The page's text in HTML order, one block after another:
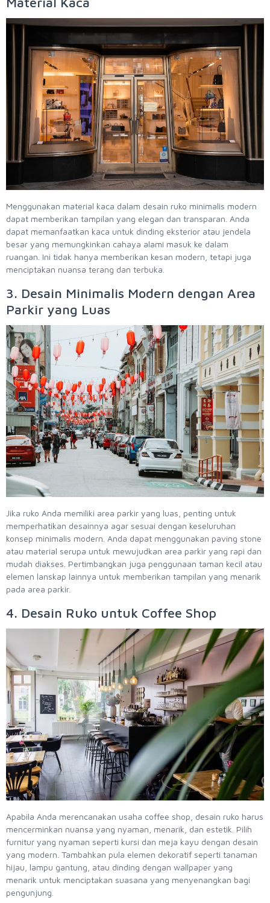
Menggunakan material kaca dalam desain ruko minimalis modern
dapat memberikan tampilan yang elegan dan transparan. Anda
dapat memanfaatkan kaca untuk dinding eksterior atau jendela
besar yang memungkinkan cahaya alami masuk ke dalam
ruangan. Ini tidak hanya memberikan kesan modern, tetapi juga
menciptakan nuansa terang dan terbuka.
3. Desain Minimalis Modern dengan Area
Parkir yang Luas
Jika ruko Anda memiliki area parkir yang luas, penting untuk
memperhatikan desainnya agar sesuai dengan keseluruhan
konsep minimalis modern. Anda dapat menggunakan paving stone
atau material serupa untuk mewujudkan area parkir yang rapi dan
mudah diakses. Pertimbangkan juga penggunaan taman kecil atau
elemen lanskap lainnya untuk memberikan tampilan yang menarik
pada area parkir.
4. Desain Ruko untuk Coffee Shop
Apabila Anda merencanakan usaha coffee shop, desain ruko harus
mencerminkan nuansa yang nyaman, menarik, dan estetik. Pilih
furnitur yang nyaman seperti kursi dan meja kayu dengan desain
yang modern. Tambahkan pula elemen dekoratif seperti tanaman
hijau, lampu gantung, atau dinding dengan wallpaper yang
menarik untuk menciptakan suasana yang menyenangkan bagi
pengunjung.